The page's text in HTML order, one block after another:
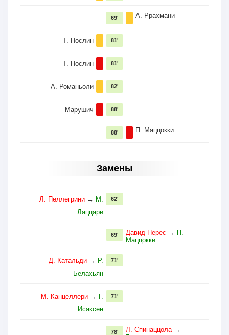
А. Ррахмани
69'
Т. Нослин 81'
Т. Нослин 81'
А. Романьоли 82'
Марушич 88'
П. Маццокки
88'
Замены
Л. Пеллегрини → М.
Лаццари
62'
Давид Нерес → П.
Маццокки
69'
Д. Катальди → Р.
Белахьян
71'
М. Канцеллери → Г.
Исаксен
71'
Л. Спинаццола→
78'